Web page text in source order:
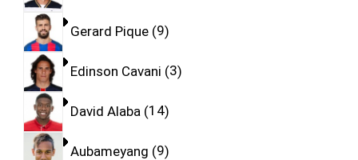
Gerard Pique 9
Edinson Cavani 3
David Alaba 14
Aubameyang 9